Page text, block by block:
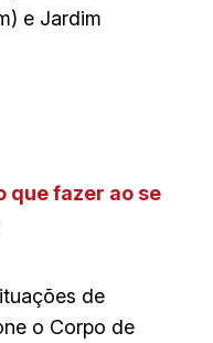
e Jardim
que fazer ao se
de
o Corpo de